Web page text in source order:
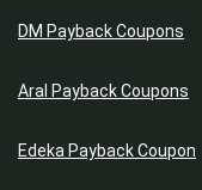
DM Payback Coupons
Aral Payback Coupons
Edeka Payback Coupon